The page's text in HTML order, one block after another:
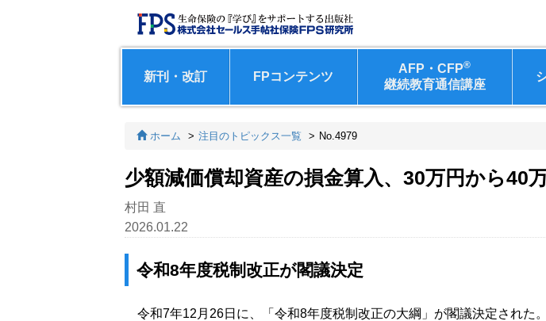
新刊・改訂 FPコンテンツ
AFP・CFP®
継続教育通信講座
ホーム 注目のトピックス一覧 No.4979
少額減価償却資産の損金算入、30万円から40
村田 直
2026.01.22
令和8年度税制改正が閣議決定
令和7年12月26日に、「令和8年度税制改正の大綱」が閣議決定された